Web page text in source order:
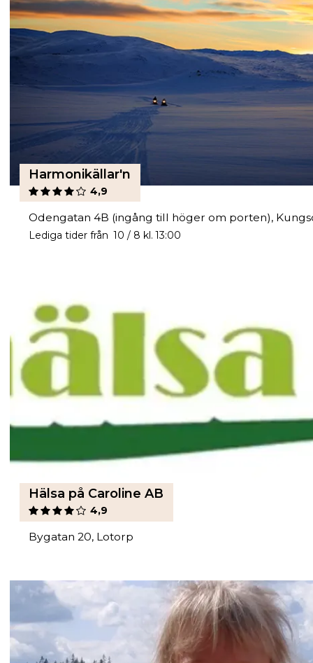
Harmonikällar'n
4,9
Odengatan 4B (ingång till höger om porten),
Lediga tider från 10 / 8 kl. 13:00
Hälsa på Caroline AB
4,9
Bygatan 20, Lotorp